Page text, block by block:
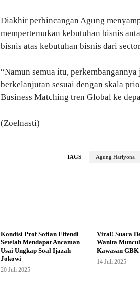
Diakhir perbincangan Agung
mempertemukan kebutuhan bisnis
bisnis atas kebutuhan bisnis dari
“Namun semua itu,
berkelanjutan sesuai dengan skala
Business Matching tren Global ke
(Zoelnasti)
TAGS Agung Hariyona
Kondisi Prof Sofian Effendi
Setelah Mendapat Ancaman
Usai Ungkap Soal Ijazah
Jokowi
20 Juli 2025
Viral! Suara
Wanita
Kawasan GBK
14 Juli 2025